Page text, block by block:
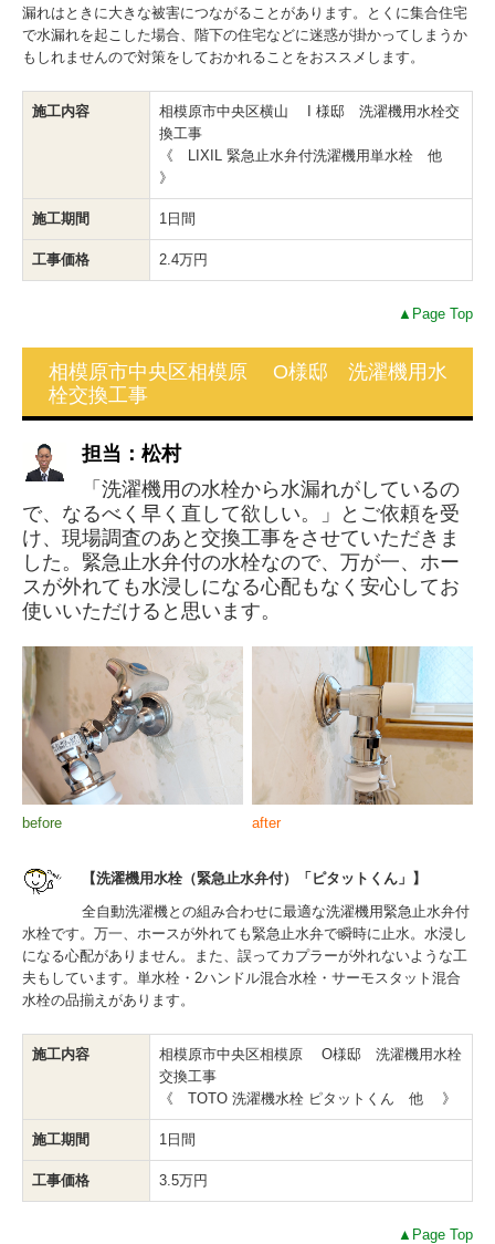
漏れはときに大きな被害につながることがあります。とくに集合住宅
で水漏れを起こした場合、階下の住宅などに迷惑が掛かってしまうか
もしれませんので対策をしておかれることをおススメします。
施工内容
相模原市中央区横山 I 様邸 洗濯機用水栓交
換工事
《 LIXIL 緊急止水弁付洗濯機用単水栓 他
》
施工期間 1日間
工事価格 2.4万円
▲Page Top
相模原市中央区相模原 O様邸 洗濯機用水
栓交換工事
担当：松村
「洗濯機用の水栓から水漏れがしているの
で、なるべく早く直して欲しい。」とご依頼を受
け、現場調査のあと交換工事をさせていただきま
した。緊急止水弁付の水栓なので、万が一、ホー
スが外れても水浸しになる心配もなく安心してお
使いいただけると思います。
before after
【洗濯機用水栓（緊急止水弁付）「ピタットくん」】
全自動洗濯機との組み合わせに最適な洗濯機用緊急止水弁付
水栓です。万一、ホースが外れても緊急止水弁で瞬時に止水。水浸し
になる心配がありません。また、誤ってカプラーが外れないような工
夫もしています。単水栓・2ハンドル混合水栓・サーモスタット混合
水栓の品揃えがあります。
施工内容
相模原市中央区相模原 O様邸 洗濯機用水栓
交換工事
《 TOTO 洗濯機水栓 ピタットくん 他 》
施工期間 1日間
工事価格 3.5万円
▲Page Top